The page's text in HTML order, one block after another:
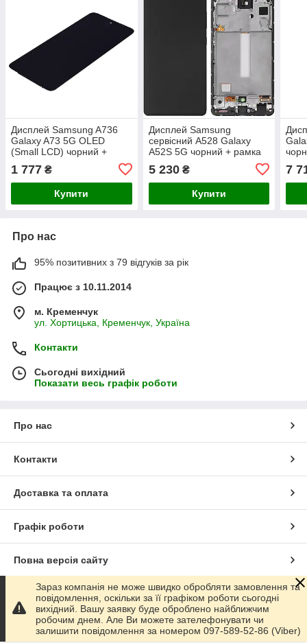
Дисплей Samsung A736
Galaxy A73 5G OLED
(Small LCD) чорний +
1 777 ₴
Купити
Дисплей Samsung
сервісний A528 Galaxy
A52S 5G чорний + рамка
5 230₴
Купити
7
Про нас
95% позитивних з 79 відгуків за рік
Працює з 10.11.2014
м. Кременчук
ул. Хортицька, Кременчук, Україна
Контакти
Сьогодні вихідний
Показати весь графік роботи
Про нас
Контакти
Доставка та оплата
Графік роботи
Повна версія сайту
Сайт створено на маркетплейсіProm.ua
Політика конфіденційності
Зараз компанія не може швидко обробляти замовлення та
повідомлення, оскільки за її графіком роботи сьогодні
вихідний. Вашу заявку буде оброблено найближчим
робочим днем. Але Ви можете зателефонувати чи
залишити повідомлення за номером 097-589-52-86 (Viber)